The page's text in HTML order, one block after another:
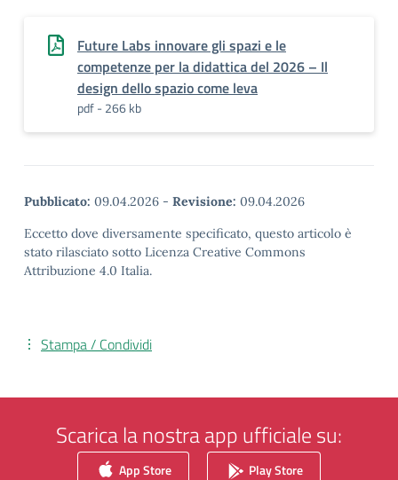
Future Labs innovare gli spazi e le
competenze per la didattica del 2026 – Il
design dello spazio come leva
pdf - 266 kb
Pubblicato: 09.04.2026 - Revisione: 09.04.2026
Eccetto dove diversamente specificato, questo articolo è
stato rilasciato sotto Licenza Creative Commons
Attribuzione 4.0 Italia.
Stampa / Condividi
Scarica la nostra app ufficiale su:
App Store Play Store